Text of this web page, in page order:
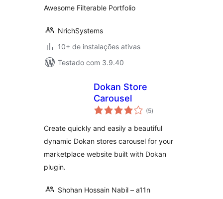
Awesome Filterable Portfolio
NrichSystems
10+ de instalações ativas
Testado com 3.9.40
Dokan Store
Carousel
(5total
de
)
Create quickly and easily a beautiful
dynamic Dokan stores carousel for your
marketplace website built with Dokan
plugin.
Shohan Hossain Nabil – a11n